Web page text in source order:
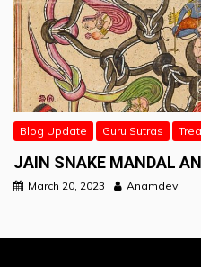
Blog Update Guru Sutras
JAIN SNAKE MANDAL
March 20, 2023 Anamdev